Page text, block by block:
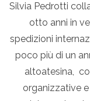
Silvia Pedrotti
otto anni in
spedizioni
poco più di un
altoatesina,
organizzative